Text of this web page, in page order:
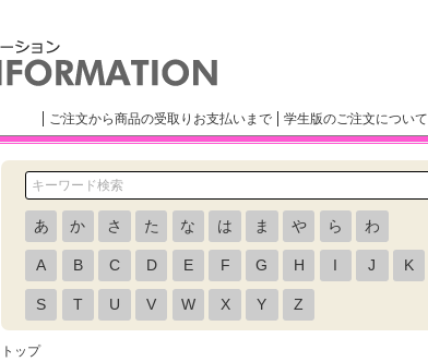
ご注文から商品の受取りお支払いまで 学生版のご注文について
あ か さ た な は ま や ら わ
A B C D E F G H I J K
S T U V W X Y Z
トップ